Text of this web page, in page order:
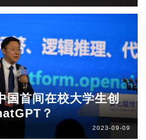
国首间在校大学生创
？
2023-09-09